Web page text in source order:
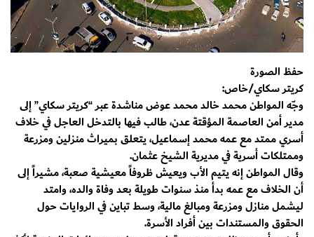
حفظ الصورة
كريتر سكاي/خاص:
وجّه المواطن محمد خالد محمد عوض مناشدة عبر “كريتر سكاي” إلى
مدير أمن العاصمة المؤقتة عدن، طالب فيها بالتدخل العاجل في خلاف
أسري ممتد مع عمه محمد إسماعيل، يتعلق بميراث منزلين ومزرعة
وممتلكات أسرية في مديرية الشيخ عثمان.
وقال المواطن إنه يتيم الأب ويعيش ظروفاً معيشية صعبة، مشيراً إلى
أن الخلاف مع عمه بدأ منذ سنوات طويلة بعد وفاة والده، وامتد
ليشمل منازل ومزرعة ومبالغ مالية، وسط تباين في الروايات حول
الحقوق والمستندات بين أفراد الأسرة.